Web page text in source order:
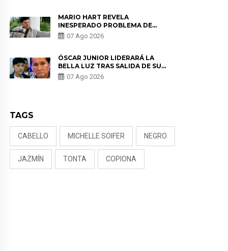
MARIO HART REVELA
INESPERADO PROBLEMA DE
SALUD ANTES DE SEPARARSE DE
KORINA: “ME ENCONTRARON UN
07 Ago 2026
ÓSCAR JUNIOR LIDERARÁ LA
BELLA LUZ TRAS SALIDA DE SU
PADRE POR POLÉMICA CON
NALDY SALDAÑA
07 Ago 2026
TAGS
CABELLO MICHELLE SOIFER NEGRO
JAZMÍN TONTA COPIONA